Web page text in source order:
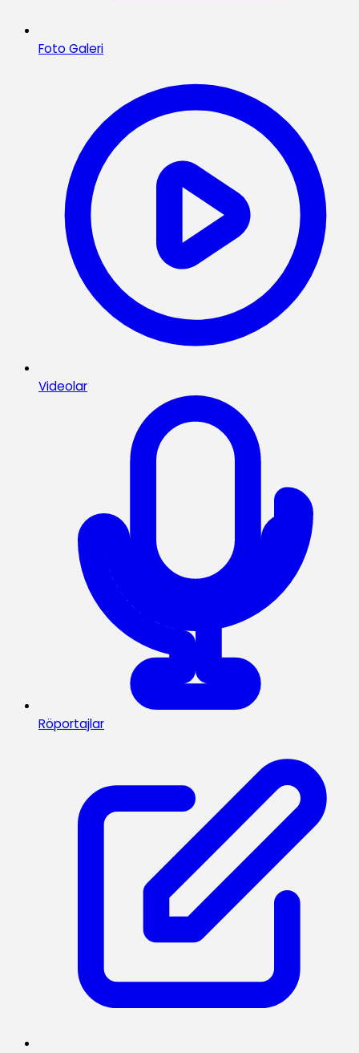
Foto Galeri
Videolar
Röportajlar